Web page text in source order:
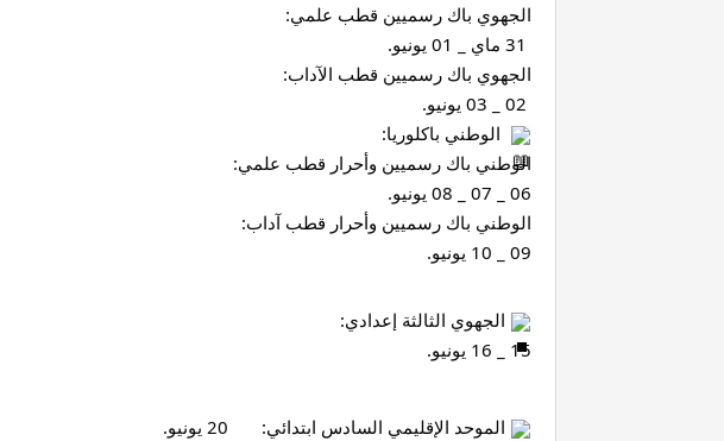
الجهوي باك رسميين قطب علمي:
الجهوي باك رسميين قطب الآداب:
  الوطني باكلوريا:
الوطني باك رسميين وأحرار قطب علمي:
06 _ 07 _ 08 يونيو.
الوطني باك رسميين وأحرار قطب آداب:
09 _ 10 يونيو.
الجهوي الثالثة إعدادي:
15 _ 16 يونيو.
الموحد الإقليمي السادس ابتدائي:       20 يونيو.